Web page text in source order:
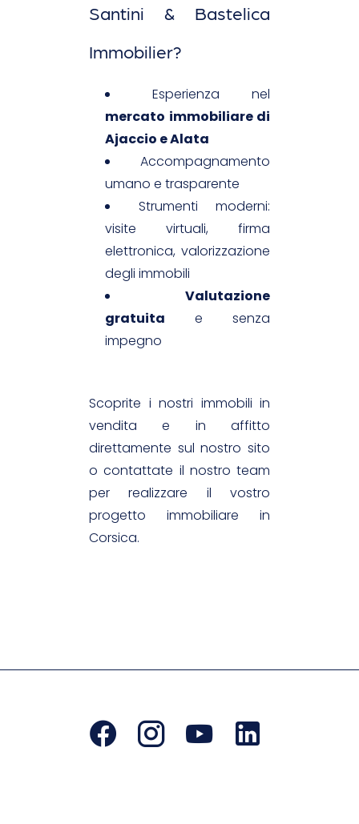
Santini & Bastelica
Immobilier?
Esperienza nel
mercato immobiliare di
Ajaccio e Alata
Accompagnamento
umano e trasparente
Strumenti moderni:
visite virtuali, firma
elettronica, valorizzazione
degli immobili
Valutazione
gratuita e senza
impegno
Scoprite i nostri immobili in
vendita e in affitto
direttamente sul nostro sito
o contattate il nostro team
per realizzare il vostro
progetto immobiliare in
Corsica.